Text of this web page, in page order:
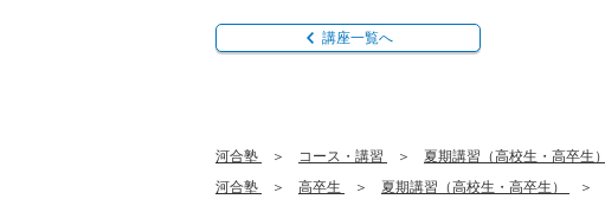
講座一覧へ
河合塾 コース・講習 夏期講習（高校生・高卒生）
河合塾
高卒生 夏期講習（高校生・高卒生）